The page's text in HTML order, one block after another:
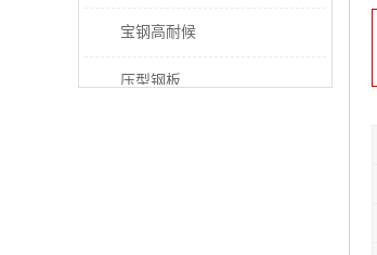
宝钢高耐候
压型钢板